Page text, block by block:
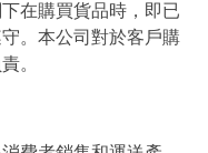
在購買貨品時，即已
。本公司對於客戶購
。